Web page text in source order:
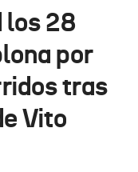
los 28
por
tras
Vito